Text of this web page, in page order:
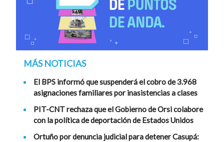
MÁS NOTICIAS
El BPS informó que suspenderá el cobro de 3.968
asignaciones familiares por inasistencias a clases
PIT-CNT rechaza que el Gobierno de Orsi colabore
con la política de deportación de Estados Unidos
Ortuño por denuncia judicial para detener Casupá: